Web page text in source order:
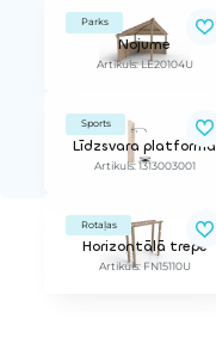
Parks
Nojume
Artikuls: LE20104U
Sports
Līdzsvara platforma
Artikuls: 1313003001
Rotaļas
Horizontālā trepe
Artikuls: FN15110U